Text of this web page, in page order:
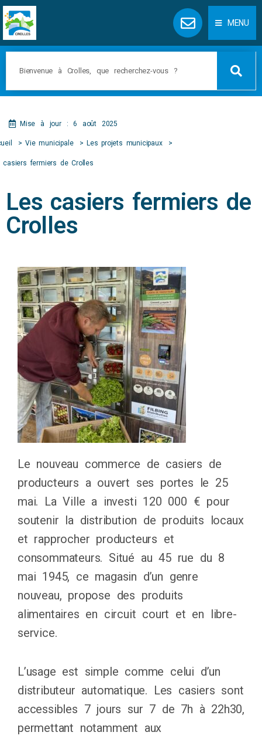
MENU
Mise à jour : 6 août 2025
Vie municipale Les projets municipaux
casiers fermiers de Crolles
Les casiers fermiers de
Crolles
Le nouveau commerce de casiers de
producteurs a ouvert ses portes le 25
mai. La Ville a investi 120 000 € pour
soutenir la distribution de produits locaux
et rapprocher producteurs et
consommateurs. Situé au 45 rue du 8
mai 1945, ce magasin d’un genre
nouveau, propose des produits
alimentaires en circuit court et en libre-
service.
L’usage est simple comme celui d’un
distributeur automatique. Les casiers sont
accessibles 7 jours sur 7 de 7h à 22h30,
permettant notamment aux
Panneau de gestion des cookies